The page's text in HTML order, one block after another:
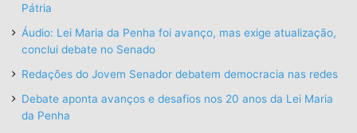
Pátria
Áudio: Lei Maria da Penha foi avanço, mas exige atualização,
conclui debate no Senado
Redações do Jovem Senador debatem democracia nas redes
Debate aponta avanços e desafios nos 20 anos da Lei Maria
da Penha